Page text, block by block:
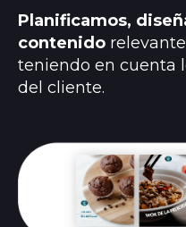
Planificamos,
contenido
teniendo en cuenta
del cliente.